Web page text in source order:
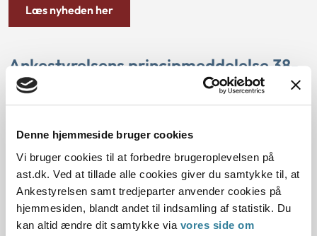
Denne hjemmeside bruger cookies
Vi bruger cookies til at forbedre brugeroplevelsen på
ast.dk. Ved at tillade alle cookies giver du samtykke til, at
Ankestyrelsen samt tredjeparter anvender cookies på
hjemmesiden, blandt andet til indsamling af statistik. Du
kan altid ændre dit samtykke via vores side om
Læs nyheden her
Ankestyrelsens principmeddelelse 38-
23 om klagefrist - digital klage -
upåregnelig forsinkelse – dispensation
Principmeddelelsen faststår, at når der er tale om en klage,
som sendes digitalt, må borger i almindelighed have en
berettiget forventning om, at klagen er tilgængelig i
myndighedens digitale postkasse inden for ganske kort tid.
Kan borger sandsynliggøre, at en digital klage er